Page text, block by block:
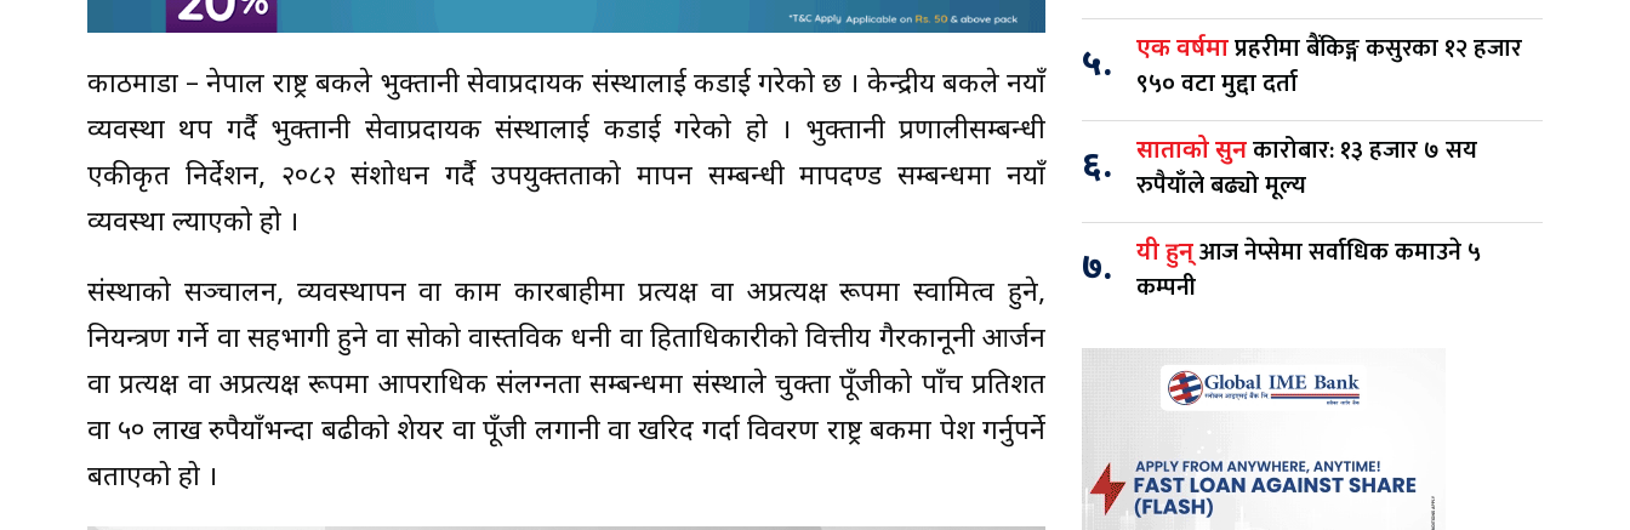
काठमाडौं – नेपाल राष्ट्र बैंकले भुक्तानी सेवाप्रदायक संस्थालाई कडाई गरेको छ । केन्द्रीय बैंकले नयाँ
व्यवस्था थप गर्दै भुक्तानी सेवाप्रदायक संस्थालाई कडाई गरेको हो । भुक्तानी प्रणालीसम्बन्धी
एकीकृत निर्देशन, २०८२ संशोधन गर्दै उपयुक्तताको मापन सम्बन्धी मापदण्ड सम्बन्धमा नयाँ
व्यवस्था ल्याएको हो ।
संस्थाको सञ्चालन, व्यवस्थापन वा काम कारबाहीमा प्रत्यक्ष वा अप्रत्यक्ष रूपमा स्वामित्व हुने,
नियन्त्रण गर्ने वा सहभागी हुने वा सोको वास्तविक धनी वा हिताधिकारीको वित्तीय गैरकानूनी आर्जन
वा प्रत्यक्ष वा अप्रत्यक्ष रूपमा आपराधिक संलग्नता सम्बन्धमा संस्थाले चुक्ता पूँजीको पाँच प्रतिशत
वा ५० लाख रुपैयाँभन्दा बढीको शेयर वा पूँजी लगानी वा खरिद गर्दा विवरण राष्ट्र बैंकमा पेश गर्नुपर्ने
बताएको हो ।
५. एक वर्षमाप्रहरीमा बैंकिङ्ग कसुरका १२ हजार
९५० वटा मुद्दा दर्ता
६. साताको सुनकारोबार: १३ हजार ७ सय
रुपैयाँले बढ्यो मूल्य
७. यी हुन्आज नेप्सेमा सर्वाधिक कमाउने ५
कम्पनी